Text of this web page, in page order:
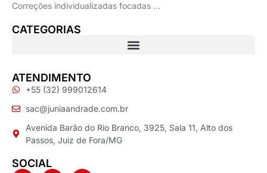
Correções individualizadas focadas …
CATEGORIAS
ATENDIMENTO
+55 (32) 999012614
sac@juniaandrade.com.br
Avenida Barão do Rio Branco, 3925, Sala 11, Alto dos
Passos, Juiz de Fora/MG
SOCIAL